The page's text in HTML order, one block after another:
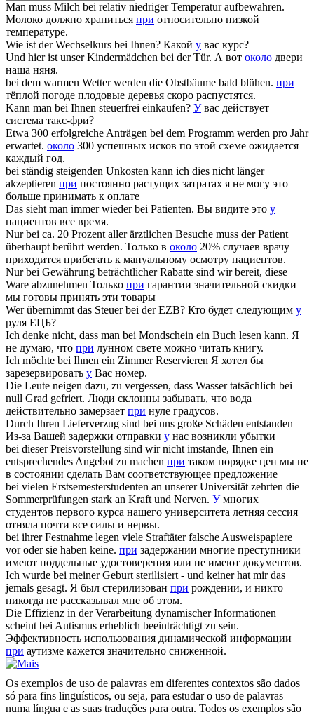
Man muss Milch bei relativ niedriger Temperatur aufbewahren.
Молоко должно храниться при относительно низкой
температуре.
Wie ist der Wechselkurs bei Ihnen? Какой у вас курс?
Und hier ist unser Kindermädchen bei der Tür. А вот около двери
наша няня.
bei dem warmen Wetter werden die Obstbäume bald blühen. при
тёплой погоде плодовые деревья скоро распустятся.
Kann man bei Ihnen steuerfrei einkaufen? Увас действует
система такс-фри?
Etwa 300 erfolgreiche Anträgen bei dem Programm werden pro Jahr
erwartet. около 300 успешных исков по этой схеме ожидается
каждый год.
bei ständig steigenden Unkosten kann ich dies nicht länger
akzeptieren при постоянно растущих затратах я не могу это
больше принимать к оплате
Das sieht man immer wiederbei Patienten. Вы видите это у
пациентов все время.
Nurbei ca. 20 Prozent aller ärztlichen Besuche muss der Patient
überhaupt berührt werden. Только в около 20% случаев врачу
приходится прибегать к мануальному осмотру пациентов.
Nurbei Gewährung beträchtlicher Rabatte sind wir bereit, diese
Ware abzunehmen Только при гарантии значительной скидки
мы готовы принять эти товары
Wer übernimmt das Steuerbei der EZB? Кто будет следующим у
руля ЕЦБ?
Ich denke nicht, dass man bei Mondschein ein Buch lesen kann. Я
не думаю, что при лунном свете можно читать книгу.
Ich möchte bei Ihnen ein Zimmer Reservieren Я хотел бы
зарезервировать у Вас номер.
Die Leute neigen dazu, zu vergessen, dass Wasser tatsächlich bei
null Grad gefriert. Люди склонны забывать, что вода
действительно замерзает при нуле градусов.
Durch Ihren Lieferverzug sind bei uns große Schäden entstanden
Из-за Вашей задержки отправки у нас возникли убытки
bei dieser Preisvorstellung sind wir nicht imstande, Ihnen ein
entsprechendes Angebot zu machen при таком порядке цен мы не
в состоянии сделать Вам соответствующее предложение
bei vielen Erstsemesterstudenten an unserer Universität zehrten die
Sommerprüfungen stark an Kraft und Nerven. Умногих
студентов первого курса нашего университета летняя сессия
отняла почти все силы и нервы.
bei ihrer Festnahme legen viele Straftäter falsche Ausweispapiere
vor oder sie haben keine. при задержании многие преступники
имеют поддельные удостоверения или не имеют документов.
Ich wurde bei meiner Geburt sterilisiert - und keiner hat mir das
jemals gesagt. Я был стерилизован при рождении, и никто
никогда не рассказывал мне об этом.
Die Effizienz in der Verarbeitung dynamischer Informationen
scheintbeiAutismus erheblich beeinträchtigt zu sein.
Эффективность использования динамической информации
при аутизме кажется значительно сниженной.
Os exemplos de uso de palavras em diferentes contextos são dados
só para fins linguísticos, ou seja, para estudar o uso de palavras
numa língua e as suas traduções para outra. Todos os exemplos são